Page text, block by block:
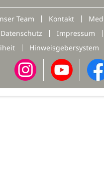
Team Kontakt
Datenschutz
Impressum
Hinweisgebersystem